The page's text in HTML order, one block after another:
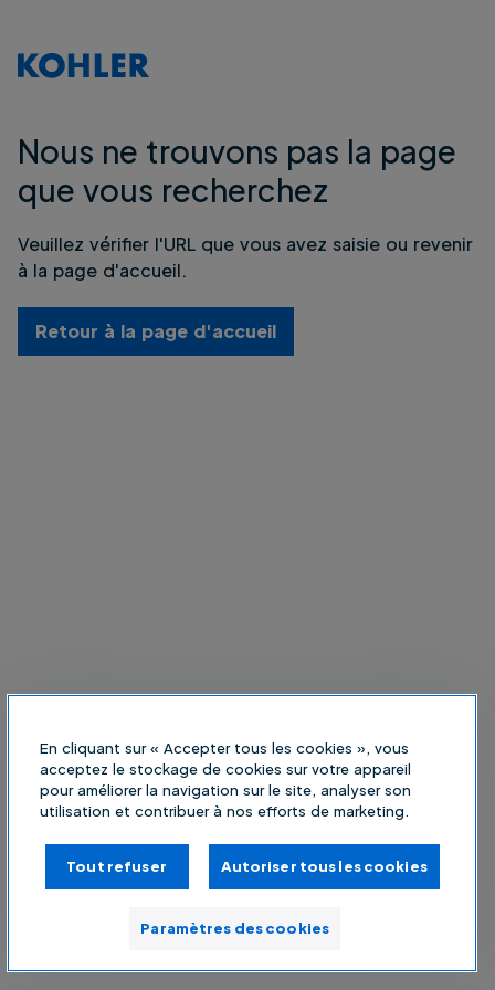
Nous ne trouvons pas la page
que vous recherchez
Veuillez vérifier l'URL que vous avez saisie ou revenir
à la page d'accueil.
Retour à la page d'accueil
En cliquant sur « Accepter tous les cookies », vous
acceptez le stockage de cookies sur votre appareil
pour améliorer la navigation sur le site, analyser son
utilisation et contribuer à nos efforts de marketing.
Tout refuser Autoriser tous les cookies
Paramètres des cookies